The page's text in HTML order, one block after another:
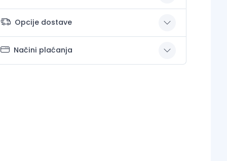
Opcije dostave
Načini plaćanja